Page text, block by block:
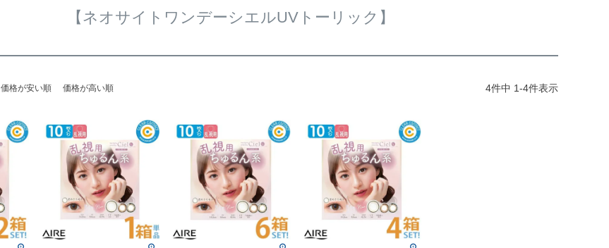
【ネオサイトワンデーシエルUVトーリック】
価格が安い順 価格が高い順 4件中 1-4件表示